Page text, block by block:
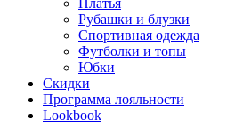
Платья
Рубашки и блузки
Спортивная одежда
Футболки и топы
Юбки
Скидки
Программа лояльности
Lookbook